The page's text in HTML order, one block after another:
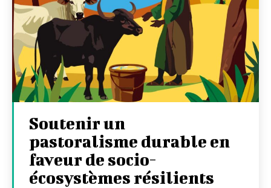
Soutenir un
pastoralisme durable en
faveur de socio-
écosystèmes résilients